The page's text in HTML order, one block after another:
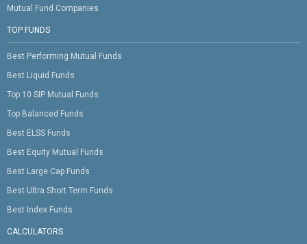
Mutual Fund Companies
TOP FUNDS
Best Performing Mutual Funds
Best Liquid Funds
Top 10 SIP Mutual Funds
Top Balanced Funds
Best ELSS Funds
Best Equity Mutual Funds
Best Large Cap Funds
Best Ultra Short Term Funds
Best Index Funds
CALCULATORS